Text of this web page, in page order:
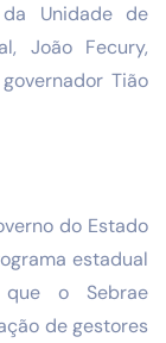
Unidade de
João Fecury,
Tião
do Estado
estadual
que o Sebrae
de gestores